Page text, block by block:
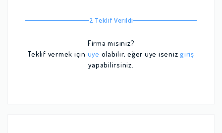
2 Teklif Verildi
Firma mısınız?
Teklif vermek için üye olabilir, eğer üye iseniz giriş
yapabilirsiniz.